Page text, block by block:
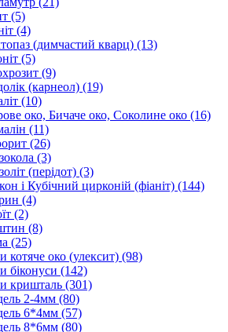
(5)
(4)
(димчастий кварц) (13)
(5)
(9)
(карнеол) (19)
(10)
око, Бичаче око, Соколине око (16)
(11)
(26)
(3)
(перідот) (3)
і Кубічний цирконій (фіаніт) (144)
(4)
(2)
(8)
(25)
котяче око (улексит) (98)
біконуси (142)
кришталь (301)
2-4мм (80)
6*4мм (57)
8*6мм (80)